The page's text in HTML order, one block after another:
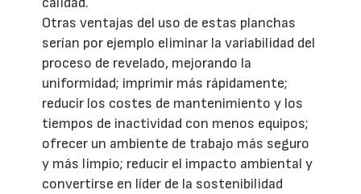
Otras ventajas del uso de estas planchas
serían por ejemplo eliminar la variabilidad del
proceso de revelado, mejorando la
uniformidad; imprimir más rápidamente;
reducir los costes de mantenimiento y los
tiempos de inactividad con menos equipos;
ofrecer un ambiente de trabajo más seguro
y más limpio; reducir el impacto ambiental y
convertirse en líder de la sostenibilidad